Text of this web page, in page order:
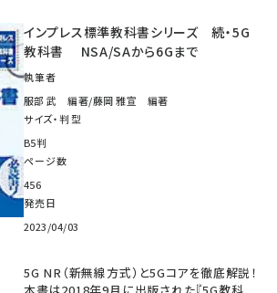
インプレス標準教科書シリーズ 続・5G
教科書 NSA/SAから6Gまで
執筆者
服部 武 編著/藤岡 雅宣 編著
サイズ・判型
B5判
ページ数
456
発売日
2023/04/03
5G NR（新無線方式）と5Gコアを徹底解説！